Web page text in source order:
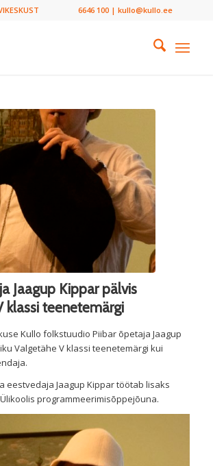
6646 100 | kullo@kullo.ee
Jaagup Kippar pälvis
klassi teenetemärgi
Kullo folkstuudio Piibar õpetaja Jaagup
Valgetähe V klassi teenetemärgi kui
eestvedaja Jaagup Kippar töötab lisaks
programmeerimisõppejõuna.